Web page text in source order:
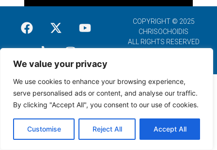
We value your privacy
We use cookies to enhance your browsing experience,
serve personalised ads or content, and analyse our traffic.
By clicking "Accept All", you consent to our use of cookies.
Customise Reject All Accept All
COPYRIGHT © 2025
CHRISOCHOIDIS
ALL RIGHTS RESERVED